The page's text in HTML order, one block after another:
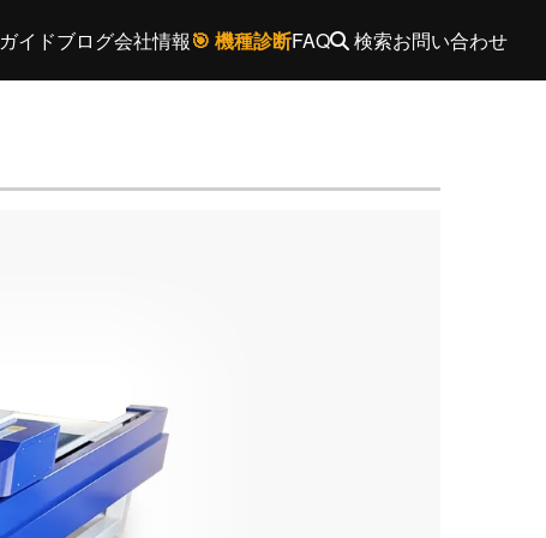
ガイドブログ会社情報🎯 機種診断FAQ 検索お問い合わせ